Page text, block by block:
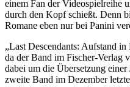
einem Fan der Videospielreihe
durch den Kopf schießt. Denn
Romane eben nur bei Panini
„Last Descendants: Aufstand
da der Band im Fischer-Verlag
dabei um die Übersetzung
zweite Band im Dezember